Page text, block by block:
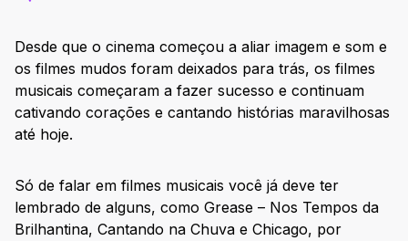
Desde que o cinema começou a aliar imagem e som e
os filmes mudos foram deixados para trás, os filmes
musicais começaram a fazer sucesso e continuam
cativando corações e cantando histórias maravilhosas
até hoje.
Só de falar em filmes musicais você já deve ter
lembrado de alguns, como Grease – Nos Tempos da
Brilhantina, Cantando na Chuva e Chicago, por